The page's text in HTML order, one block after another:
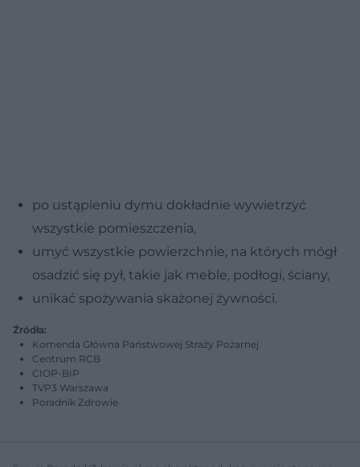
po ustąpieniu dymu dokładnie wywietrzyć
wszystkie pomieszczenia,
umyć wszystkie powierzchnie, na których mógł
osadzić się pył, takie jak meble, podłogi, ściany,
unikać spożywania skażonej żywności.
Źródła:
Komenda Główna Państwowej Straży Pożarnej
Centrum RCB
CIOP-BIP
TVP3 Warszawa
Poradnik Zdrowie